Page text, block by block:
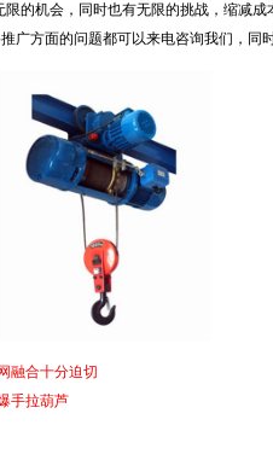
的机会，同时也有无限的挑战，缩减
广方面的问题都可以来电咨询我们，同
融合十分迫切
手拉葫芦